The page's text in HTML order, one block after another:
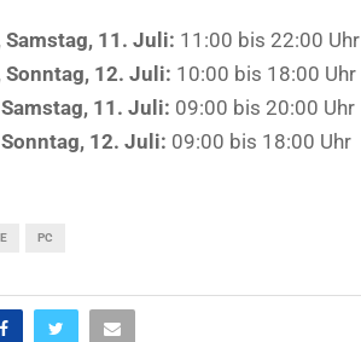
11. Juli: 11:00 bis 22:00 Uhr
Sonntag, 12. Juli: 10:00 bis 18:00 Uhr
11. Juli: 09:00 bis 20:00 Uhr
12. Juli: 09:00 bis 18:00 Uhr
PC